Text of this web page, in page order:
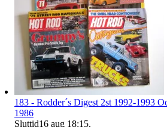
183 - Rodder´s Digest 2st 1992-1993
1986
Sluttid16 aug 18:15.